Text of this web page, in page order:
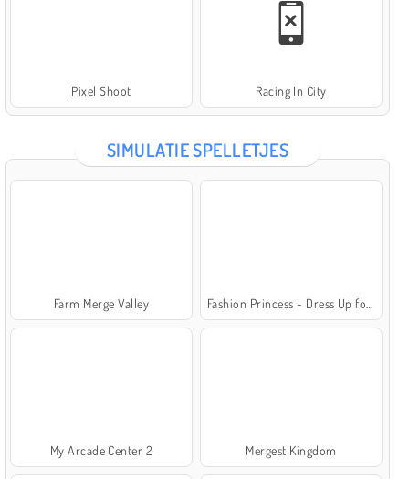
Pixel Shoot Racing In City
SIMULATIE SPELLETJES
Farm Merge Valley
My Arcade Center 2 Mergest Kingdom